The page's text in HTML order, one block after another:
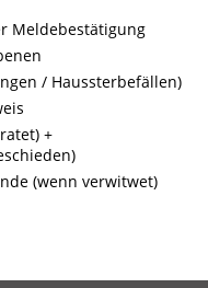
Meldebestätigung
/ Haussterbefällen)
+
(wenn verwitwet)